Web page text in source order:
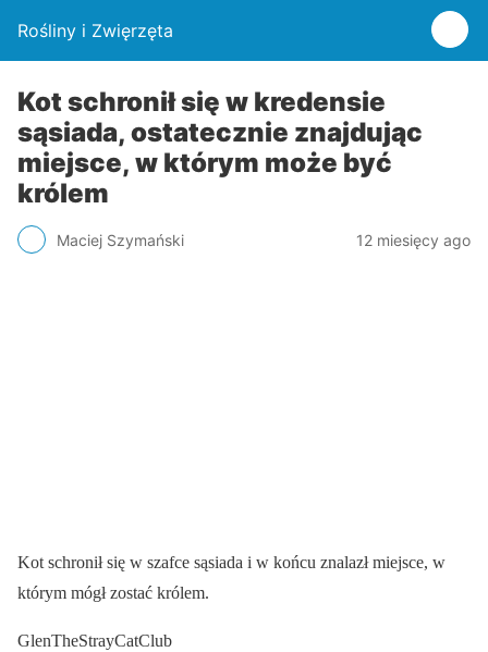
Rośliny i Zwięrzęta
Kot schronił się w kredensie
sąsiada, ostatecznie znajdując
miejsce, w którym może być
królem
Maciej Szymański 12 miesięcy ago
Kot schronił się w szafce sąsiada i w końcu znalazł miejsce, w
którym mógł zostać królem.
GlenTheStrayCatClub